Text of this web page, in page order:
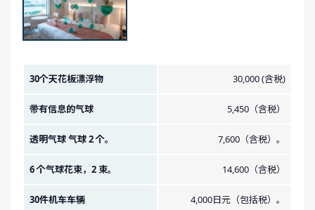
金额图像。
30个天花板漂浮物 30,000 (含税)
带有信息的气球 5,450（含税）
透明气球 气球 2 个。 7,600（含税）。
6 个气球花束，2 束。 14,600（含税）
30件机车车辆 4,000日元（包括税）。